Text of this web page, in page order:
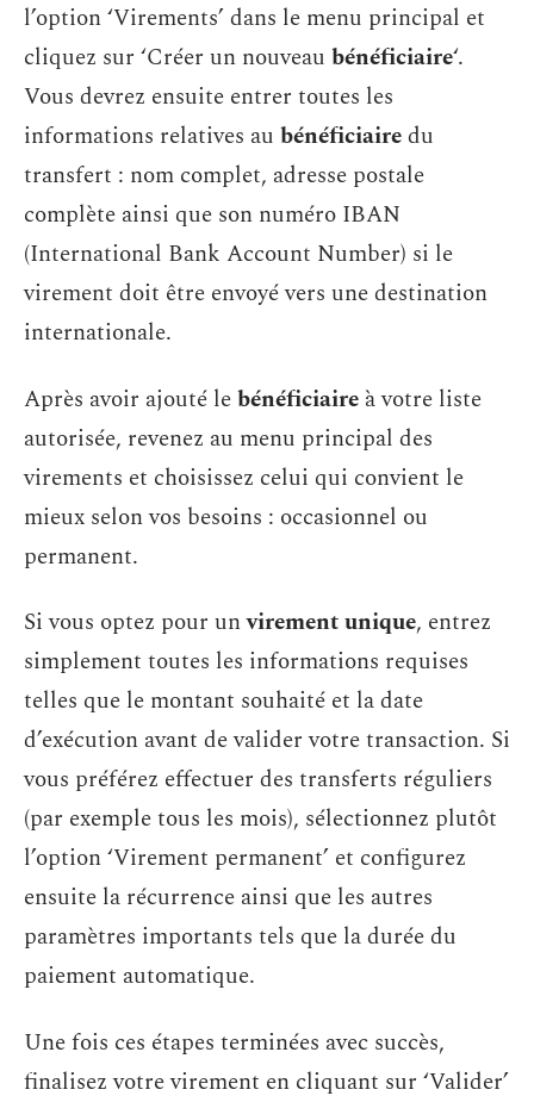
l’option ‘Virements’ dans le menu principal et
cliquez sur ‘Créer un nouveau bénéficiaire‘.
Vous devrez ensuite entrer toutes les
informations relatives au bénéficiairedu
transfert : nom complet, adresse postale
complète ainsi que son numéro IBAN
(International Bank Account Number) si le
virement doit être envoyé vers une destination
internationale.
Après avoir ajouté lebénéficiaire à votre liste
autorisée, revenez au menu principal des
virements et choisissez celui qui convient le
mieux selon vos besoins : occasionnel ou
permanent.
Si vous optez pour unvirement unique, entrez
simplement toutes les informations requises
telles que le montant souhaité et la date
d’exécution avant de valider votre transaction. Si
vous préférez effectuer des transferts réguliers
(par exemple tous les mois), sélectionnez plutôt
l’option ‘Virement permanent’ et configurez
ensuite la récurrence ainsi que les autres
paramètres importants tels que la durée du
paiement automatique.
Une fois ces étapes terminées avec succès,
finalisez votre virement en cliquant sur ‘Valider’